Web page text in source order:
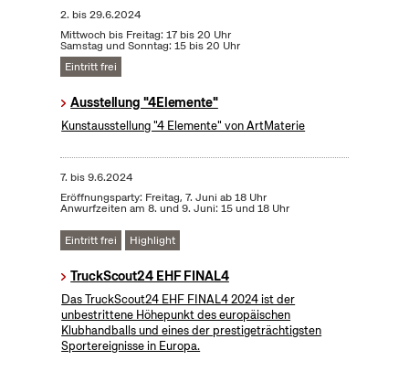
2. bis29.6.2024
Mittwoch bis Freitag: 17 bis 20 Uhr
Samstag und Sonntag: 15 bis 20 Uhr
Eintritt frei
Ausstellung "4Elemente"
Kunstausstellung "4 Elemente" von ArtMaterie
7. bis9.6.2024
Eröffnungsparty: Freitag, 7. Juni ab 18 Uhr
Anwurfzeiten am 8. und 9. Juni: 15 und 18 Uhr
Eintritt frei Highlight
TruckScout24 EHF FINAL4
Das TruckScout24 EHF FINAL4 2024 ist der
unbestrittene Höhepunkt des europäischen
Klubhandballs und eines der prestigeträchtigsten
Sportereignisse in Europa.